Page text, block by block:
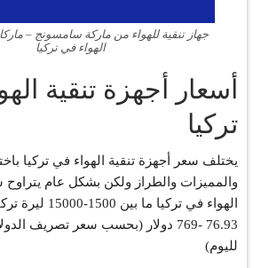
جهاز تنقية للهواء من ماركة سامسونج –
الهواء في تركيا
أسعار أجهزة تنقية
تركيا
يختلف سعر أجهزة تنقية الهواء في تركيا
والمميزات والطراز ولكن بشكل عام يتراوح
الهواء في تركيا ما
76.93 -769 دولار (بحسب سعر تصريف
لليوم)